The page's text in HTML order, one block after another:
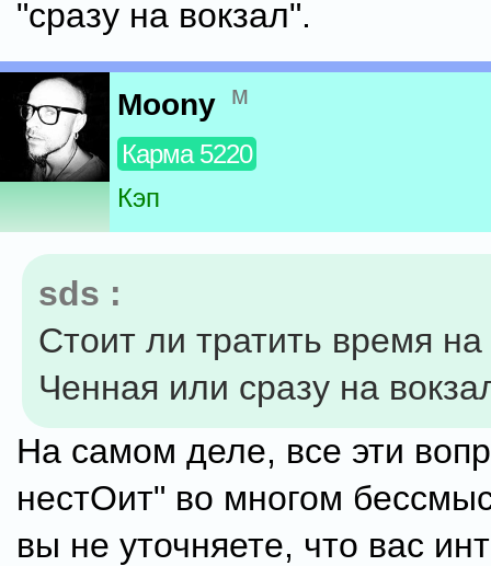
"сразу на вокзал".
Moony м
Карма 5220
Кэп
sds :
Стоит ли тратить время
Ченная или сразу на
На самом деле, все эти
нестОит" во многом
вы не уточняете, что вас